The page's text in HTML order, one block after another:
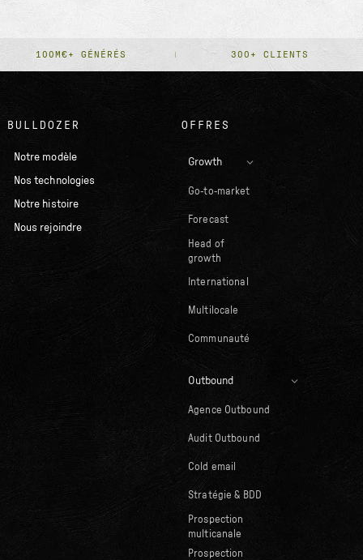
100M€+ GÉNÉRÉS 300+ CLIENTS
BULLDOZER
Notre modèle
Nos technologies
Notre histoire
Nous rejoindre
OFFRES
Growth
Go-to-market
Forecast
Head of
growth
International
Multilocale
Communauté
Outbound
Agence Outbound
Audit Outbound
Cold email
Stratégie & BDD
Prospection
multicanale
Prospection